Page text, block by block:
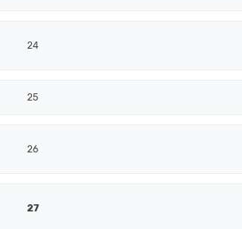
24
25
26
27